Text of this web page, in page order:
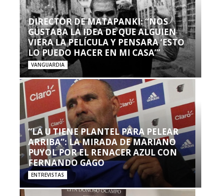
DIRECTOR DE MATAPANKI: “NOS
GUSTABA LA IDEA DE QUE ALGUIEN
VIERA LA PELÍCULA Y PENSARA ‘ESTO
LO PUEDO HACER EN MI CASA’”
VANGUARDIA
“LA U TIENE PLANTEL PARA PELEAR
ARRIBA”: LA MIRADA DE MARIANO
PUYOL POR EL RENACER AZUL CON
FERNANDO GAGO
ENTREVISTAS